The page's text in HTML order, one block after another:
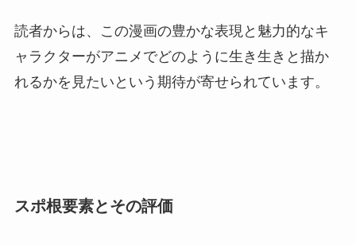
読者からは、この漫画の豊かな表現と魅力的なキ
ャラクターがアニメでどのように生き生きと描か
れるかを見たいという期待が寄せられています。
スポ根要素とその評価